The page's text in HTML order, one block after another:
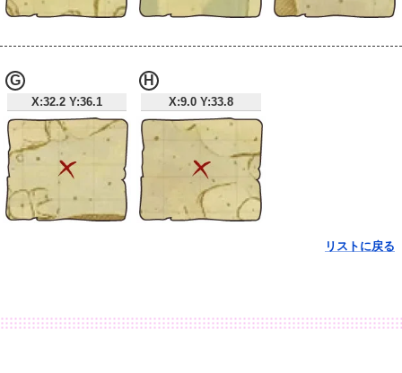
X:32.2 Y:36.1
G
X:9.0 Y:33.8
H
リストに戻る